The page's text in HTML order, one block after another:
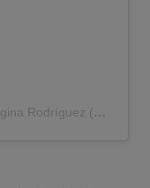
Una publicación compartida por Georgina Rodríguez (@georginagio)